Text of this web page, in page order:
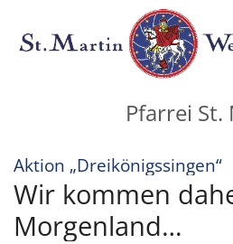
Zum Inhalt springen
Pfarrei
Aktion „Dreikönigssingen“:
Wir kommen
Morgenland…